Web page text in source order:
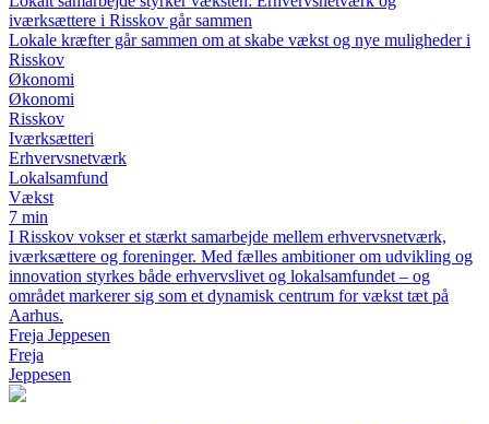
iværksættere i Risskov går sammen
Lokale kræfter går sammen om at skabe vækst og nye muligheder i
Risskov
Økonomi
Økonomi
Risskov
Iværksætteri
Erhvervsnetværk
Lokalsamfund
Vækst
7 min
I Risskov vokser et stærkt samarbejde mellem erhvervsnetværk,
iværksættere og foreninger. Med fælles ambitioner om udvikling og
innovation styrkes både erhvervslivet og lokalsamfundet – og
området markerer sig som et dynamisk centrum for vækst tæt på
Aarhus.
Freja Jeppesen
Freja
Jeppesen